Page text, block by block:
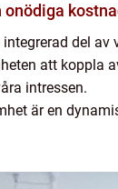
onödiga
integrerad del av
att koppla
intressen.
är en